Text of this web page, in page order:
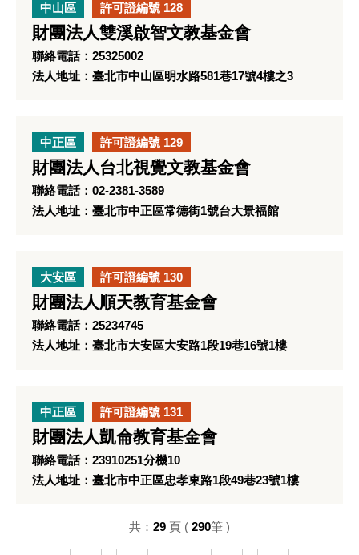
中山區 許可證編號 128
財團法人雙溪啟智文教基金會
聯絡電話：25325002
法人地址：臺北市中山區明水路581巷17號4樓之3
中正區 許可證編號 129
財團法人台北視覺文教基金會
聯絡電話：02-2381-3589
法人地址：臺北市中正區常德街1號台大景福館
大安區 許可證編號 130
財團法人順天教育基金會
聯絡電話：25234745
法人地址：臺北市大安區大安路1段19巷16號1樓
中正區 許可證編號 131
財團法人凱侖教育基金會
聯絡電話：23910251分機10
法人地址：臺北市中正區忠孝東路1段49巷23號1樓
共： 29 頁 ( 290筆 )